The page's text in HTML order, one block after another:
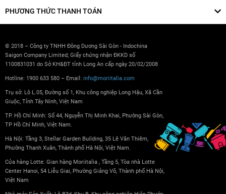
PHƯƠNG THỨC THANH TOÁN
© 2018 – Công ty TNHH Đông Dương Sài Gòn - Indochina
Saigon Company Limited; Giấy chứng nhận ĐKKD số
1100831031 do Sở KH&ĐT tỉnh Long An cấp ngày 20/02/2008
Hotline: 1900 633 580 – Email: info@moriitalia.com
Trụ sở: Lô L.05, Đường số 1, Khu công nghiệp Long Hậu, Xã Cần
Giuộc, Tỉnh Tây Ninh, Việt Nam
TP. Hồ Chí Minh: Số 44, Nguyễn Thị Minh Khai, Phường Sài Gòn,
TP Hồ Chí Minh, Việt Nam.
Hà Nội: Tầng 3, Stellar Garden Building, 35 Lê Văn Thiêm,
Phường Thanh Xuân, Thành phố Hà Nội, Việt Nam.
Cửa hàng Lotte: Gian hàng Moriitalia , Tầng 5, Tòa nhà Lotte
Center Hanoi, 54 Liễu Giai, Phường Giảng Võ, Thành phố Hà Nội,
Việt Nam